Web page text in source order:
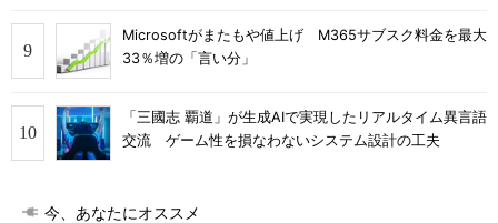
Microsoftがまたもや値上げ M365サブスク料金を最大
33％増の「言い分」
「三國志 覇道」が生成AIで実現したリアルタイム異言語
交流 ゲーム性を損なわないシステム設計の工夫
今、あなたにオススメ